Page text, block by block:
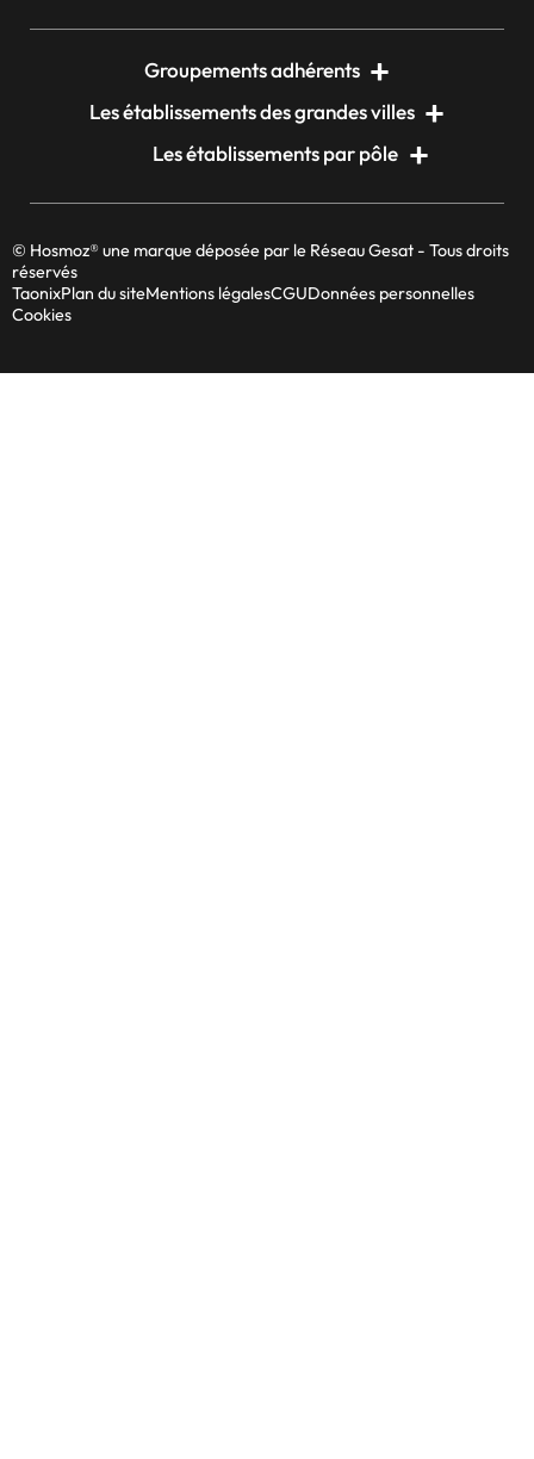
Groupements adhérents
Les établissements des grandes villes
Les établissements par pôle
© Hosmoz® une marque déposée par le Réseau Gesat - Tous droits
réservés
TaonixPlan du siteMentions légalesCGUDonnées personnelles
Cookies